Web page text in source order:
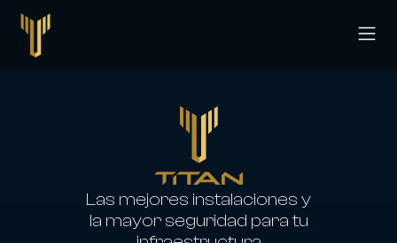
Las mejores instalaciones y
la mayor seguridad para tu